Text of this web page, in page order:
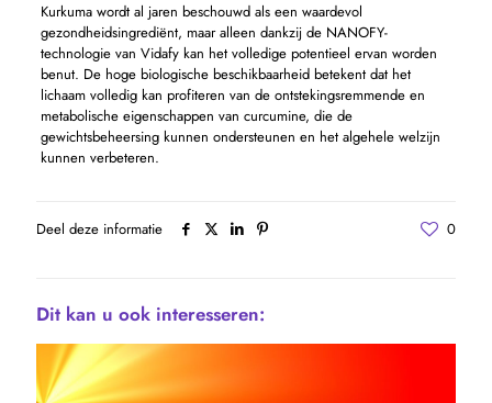
Kurkuma wordt al jaren beschouwd als een waardevol
gezondheidsingrediënt, maar alleen dankzij de NANOFY-
technologie van Vidafy kan het volledige potentieel ervan worden
benut. De hoge biologische beschikbaarheid betekent dat het
lichaam volledig kan profiteren van de ontstekingsremmende en
metabolische eigenschappen van curcumine, die de
gewichtsbeheersing kunnen ondersteunen en het algehele welzijn
kunnen verbeteren.
Deel deze informatie 0
Dit kan u ook interesseren: